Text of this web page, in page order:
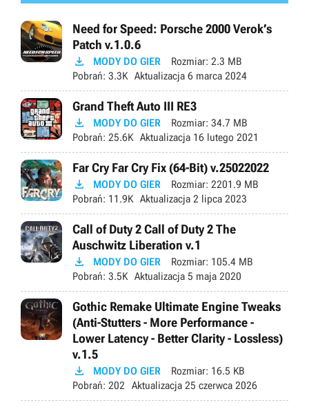
Need for Speed: Porsche 2000 Verok’s
Patch v.1.0.6
 MODY DO GIER Rozmiar: 2.3 MB
Pobrań: 3.3K Aktualizacja 6 marca 2024
Grand Theft Auto III RE3
 MODY DO GIER Rozmiar: 34.7 MB
Pobrań: 25.6K Aktualizacja 16 lutego 2021
Far Cry Far Cry Fix (64-Bit) v.25022022
 MODY DO GIER Rozmiar: 2201.9 MB
Pobrań: 11.9K Aktualizacja 2 lipca 2023
Call of Duty 2 Call of Duty 2 The
Auschwitz Liberation v.1
 MODY DO GIER Rozmiar: 105.4 MB
Pobrań: 3.5K Aktualizacja 5 maja 2020
Gothic Remake Ultimate Engine Tweaks
(Anti-Stutters - More Performance -
Lower Latency - Better Clarity - Lossless)
v.1.5
 MODY DO GIER Rozmiar: 16.5 KB
Pobrań: 202 Aktualizacja 25 czerwca 2026